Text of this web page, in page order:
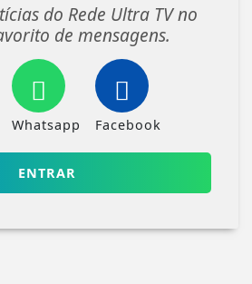
do Rede Ultra TV no
de mensagens.
Whatsapp Facebook
ENTRAR